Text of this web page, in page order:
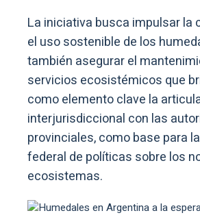
La iniciativa busca impulsar la
el uso sostenible de los
también asegurar el
servicios ecosistémicos que
como elemento clave la
interjurisdiccional con las
provinciales, como base para
federal de políticas sobre los
ecosistemas.